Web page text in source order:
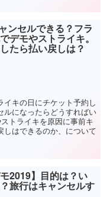
ンセルできる？フラ
デモやストライキ。
たら払い戻しは？
キの日にチケット予約し
ルになったらどうすればい
トライキを原因に事前キ
しはできるのか、について
モ2019】目的は？い
旅行はキャンセルす